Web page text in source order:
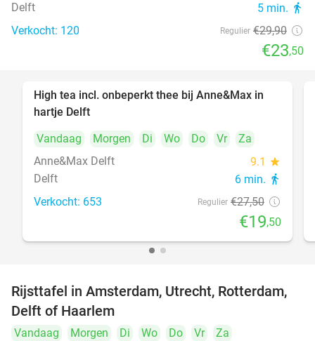
Delft 5 min. directions_walk
Verkocht: 120 Regulier €29,90
€23,50
29%
High tea incl. onbeperkt thee bij Anne&Max in
hartje Delft
Vandaag
Morgen Di Wo Do Vr
Za
Anne&Max Delft
9.1 star
Delft 6 min. directions_walk
Verkocht: 653 Regulier €27,50
€19,50
19%
Rijsttafel in Amsterdam, Utrecht, Rotterdam,
Delft of Haarlem
Vandaag Morgen Di Wo Do Vr Za